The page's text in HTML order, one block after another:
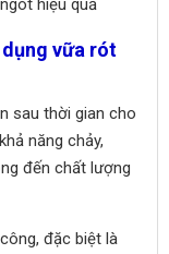
vữa rót
sau thời gian cho
năng chảy,
đến chất lượng
đặc biệt là